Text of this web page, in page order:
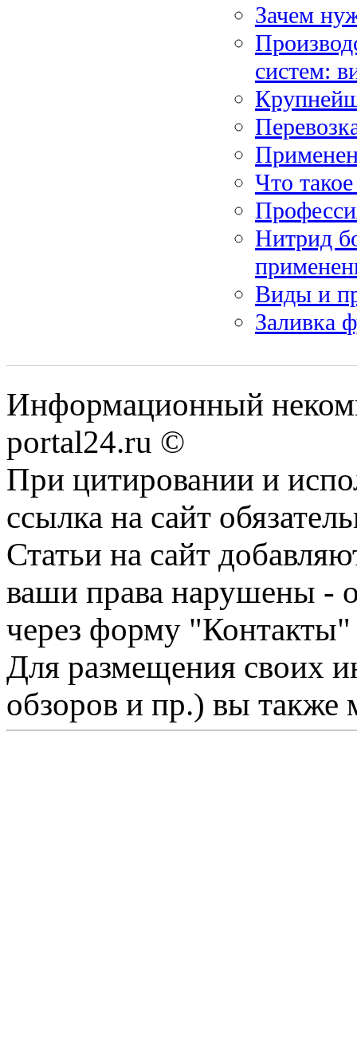
Зачем
систем:
Что
Нитрид
Виды и
Заливка
Информационный
portal24.ru ©
При цитировании и
ссылка на сайт
Статьи на сайт
ваши права нарушены -
через форму "Контакты"
Для размещения своих
обзоров и пр.) вы также